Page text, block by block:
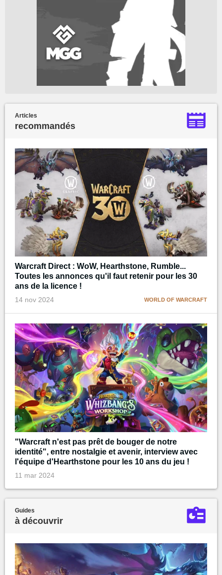
Articles
recommandés
Warcraft Direct : WoW, Hearthstone, Rumble...
Toutes les annonces qu'il faut retenir pour les 30
ans de la licence !
14 nov 2024 WORLD OF WARCRAFT
"Warcraft n'est pas prêt de bouger de notre
identité", entre nostalgie et avenir, interview avec
l'équipe d'Hearthstone pour les 10 ans du jeu !
11 mar 2024
Guides
à découvrir